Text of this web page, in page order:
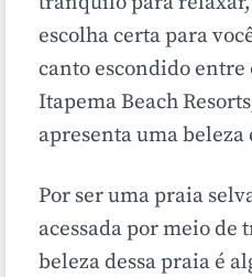
escolha certa para
canto escondido entre
Itapema Beach
apresenta uma beleza
Por ser uma praia
acessada por meio de
beleza dessa praia é